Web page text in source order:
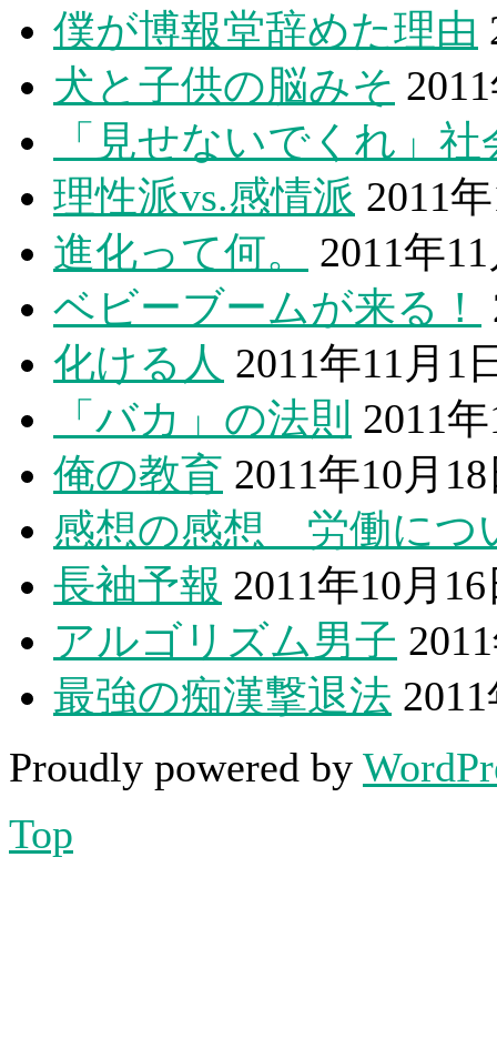
僕が博報堂辞めた理由
犬と子供の脳みそ
「見せないでくれ」社
理性派vs.感情派 2011
進化って何。
2011年
ベビーブームが来る！
化ける人 2011年11月1
「バカ」の法則 2011
俺の教育 2011年10月
感想の感想 労働につ
長袖予報 2011年10月
アルゴリズム男子
最強の痴漢撃退法
Proudly powered by
Top